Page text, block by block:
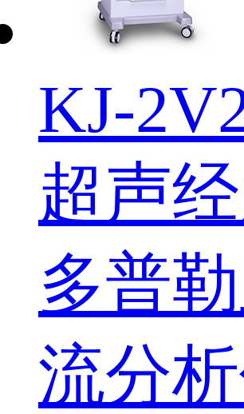
KJ-
超声
多普
流分